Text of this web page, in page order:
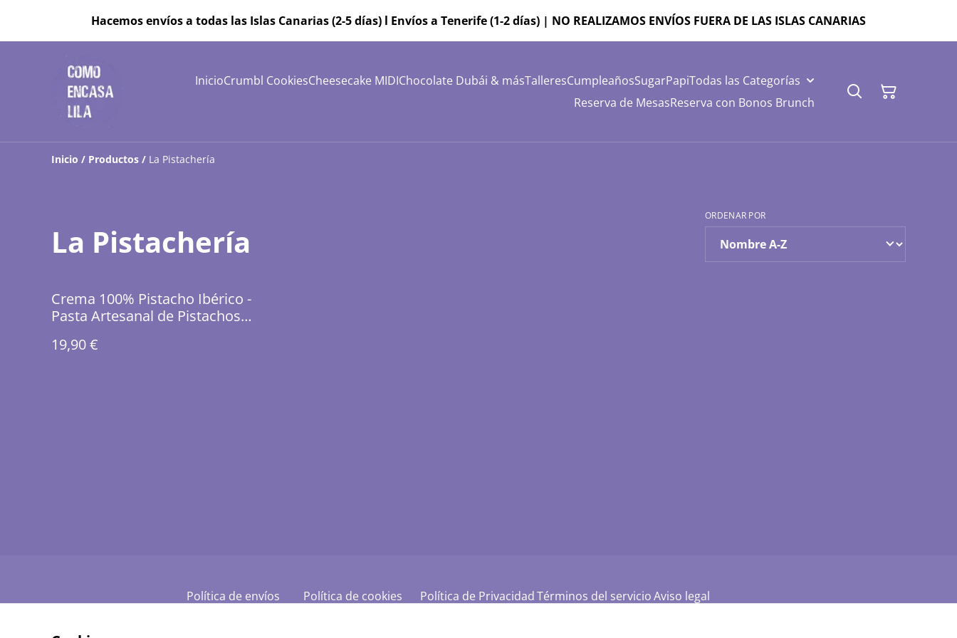
Hacemos envíos a todas las Islas Canarias (2-5 días) l Envíos a Tenerife (1-2 días) | NO REALIZAMOS ENVÍOS FUERA DE LAS ISLAS CANARIAS
InicioCrumbl CookiesCheesecake MIDIChocolate Dubái & másTalleresCumpleañosSugarPapiTodas las Categorías
Reserva de MesasReserva con Bonos Brunch
Inicio / Productos / La Pistachería
La Pistachería
ORDENAR POR
Crema 100% Pistacho Ibérico -
Pasta Artesanal de Pistachos
19,90 €
Política de envíos Política de cookies Política de PrivacidadTérminos del servicioAviso legal